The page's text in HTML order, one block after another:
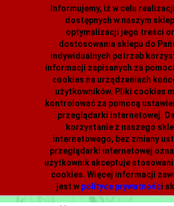
Informujemy, iż w celu
dostępnych w naszym
optymalizacji jego treści
dostosowania sklepu do
indywidualnych potrzeb
informacji zapisanych za
cookies na urządzeniach
użytkowników. Pliki cookies
kontrolować za pomocą
przeglądarki internetowej.
korzystanie z naszego
internetowego, bez zmiany
przeglądarki internetowej
użytkownik akceptuje
cookies. Więcej informacji
jest w polityce prywatności